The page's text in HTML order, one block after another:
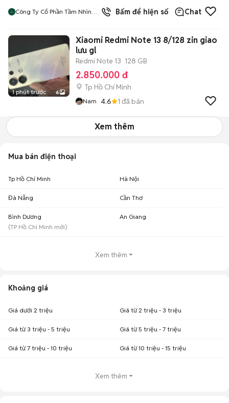
Công Ty Cổ Phần Tầm Nhìn
Bấm để hiện số Chat
1 phút trước 6
Xiaomi Redmi Note 13 8/128 zin giao
lưu gl
Redmi Note 13 128 GB
2.850.000 đ
Tp Hồ Chí Minh
Nam 4.6 1 đã bán
Xem thêm
Mua bán điện thoại
Tp Hồ Chí Minh Hà Nội
Đà Nẵng Cần Thơ
Bình Dương
(TP Hồ Chí Minh mới)
An Giang
Xem thêm
Khoảng giá
Giá dưới 2 triệu Giá từ 2 triệu - 3 triệu
Giá từ 3 triệu - 5 triệu Giá từ 5 triệu - 7 triệu
Giá từ 7 triệu - 10 triệu Giá từ 10 triệu - 15 triệu
Xem thêm